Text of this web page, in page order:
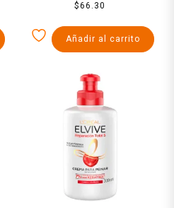
Palmolive Caprice Naturals
$66.30
Añadir al carrito